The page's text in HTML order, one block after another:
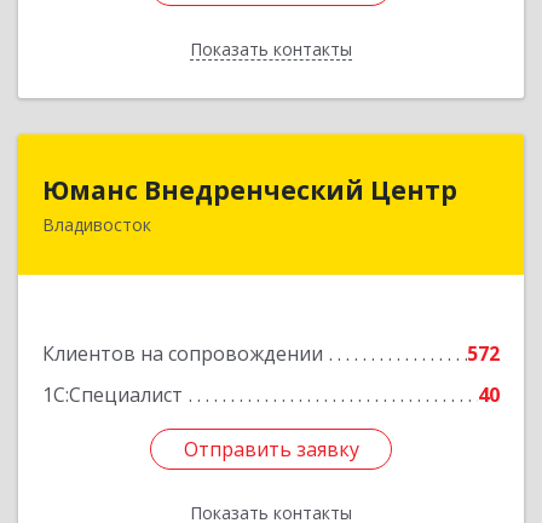
Показать контакты
Назад
Юманс Внедренческий Центр
Владивосток
Клиентов на сопровождении
572
1С:Специалист
40
Отправить заявку
Показать контакты
Юманс Внедренческий Центр
690014, Приморский край, Владивосток г,
Отправить заявку
Назад